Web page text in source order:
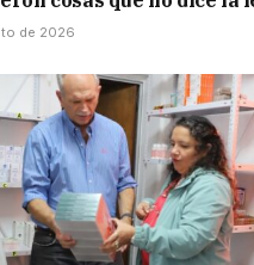
de 2026